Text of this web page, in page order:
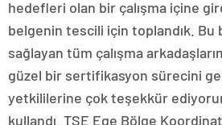
hedefleri olan bir çalışma içine
belgenin tescili için toplandık. Bu
sağlayan tüm çalışma
güzel bir sertifikasyon sürecini
yetkililerine çok teşekkür
kullandı. TSE Ege Bölge